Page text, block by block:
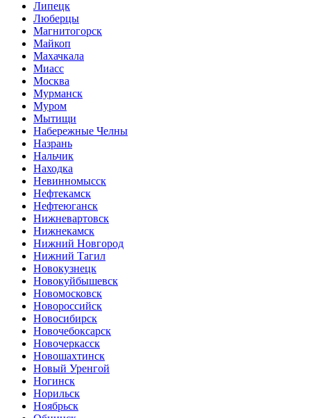
Липецк
Люберцы
Магнитогорск
Майкоп
Махачкала
Миасс
Москва
Мурманск
Муром
Мытищи
Набережные Челны
Назрань
Нальчик
Находка
Невинномысск
Нефтекамск
Нефтеюганск
Нижневартовск
Нижнекамск
Нижний Новгород
Нижний Тагил
Новокузнецк
Новокуйбышевск
Новомосковск
Новороссийск
Новосибирск
Новочебоксарск
Новочеркасск
Новошахтинск
Новый Уренгой
Ногинск
Норильск
Ноябрьск